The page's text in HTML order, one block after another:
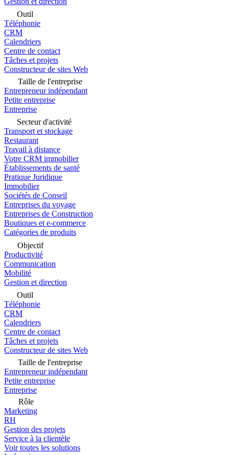
Outil
Téléphonie
CRM
Calendriers
Centre de contact
Tâches et projets
Constructeur de sites Web
Taille de l'entreprise
Entrepreneur indépendant
Petite entreprise
Entreprise
Secteur d'activité
Transport et stockage
Restaurant
Travail à distance
Votre CRM immobilier
Établissements de santé
Pratique Juridique
Immobilier
Sociétés de Conseil
Entreprises du voyage
Entreprises de Construction
Boutiques et e-commerce
Catégories de produits
Objectif
Productivité
Communication
Mobilité
Gestion et direction
Outil
Téléphonie
CRM
Calendriers
Centre de contact
Tâches et projets
Constructeur de sites Web
Taille de l'entreprise
Entrepreneur indépendant
Petite entreprise
Entreprise
Rôle
Marketing
RH
Gestion des projets
Service à la clientèle
Voir toutes les solutions